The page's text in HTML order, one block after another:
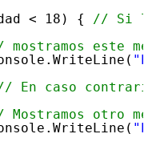
< 18) {
// Si la
mostramos este
En caso
Mostramos otro